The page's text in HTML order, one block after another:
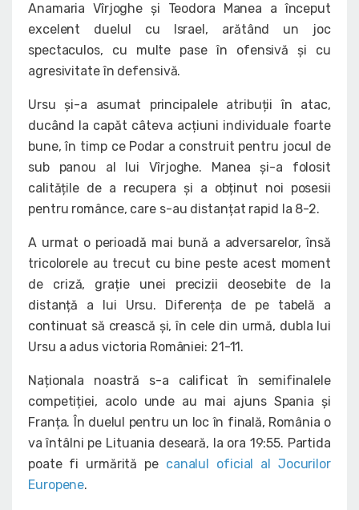
Anamaria Vîrjoghe și Teodora Manea a început
excelent duelul cu Israel, arătând un joc
spectaculos, cu multe pase în ofensivă și cu
agresivitate în defensivă.
Ursu și-a asumat principalele atribuții în atac,
ducând la capăt câteva acțiuni individuale foarte
bune, în timp ce Podar a construit pentru jocul de
sub panou al lui Vîrjoghe. Manea și-a folosit
calitățile de a recupera și a obținut noi posesii
pentru românce, care s-au distanțat rapid la 8-2.
A urmat o perioadă mai bună a adversarelor, însă
tricolorele au trecut cu bine peste acest moment
de criză, grație unei precizii deosebite de la
distanță a lui Ursu. Diferența de pe tabelă a
continuat să crească și, în cele din urmă, dubla lui
Ursu a adus victoria României: 21-11.
Naționala noastră s-a calificat în semifinalele
competiției, acolo unde au mai ajuns Spania și
Franța. În duelul pentru un loc în finală, România o
va întâlni pe Lituania deseară, la ora 19:55. Partida
poate fi urmărită pe canalul oficial al Jocurilor
Europene.